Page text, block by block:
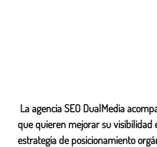
Agencia de optimización de
360
La agencia SEO DualMedia
que quieren mejorar su visibilidad
estrategia de posicionamiento